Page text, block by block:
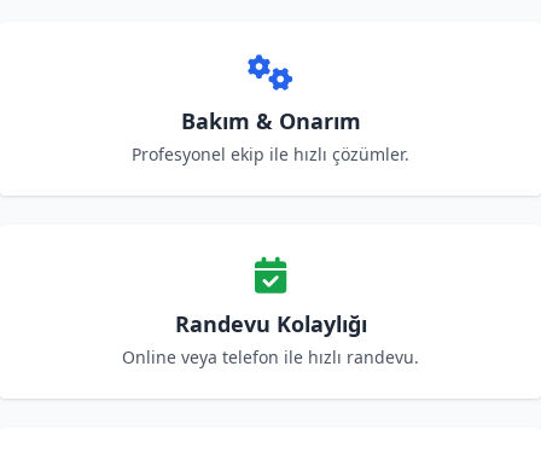
Bakım & Onarım
Profesyonel ekip ile hızlı çözümler.
Randevu Kolaylığı
Online veya telefon ile hızlı randevu.